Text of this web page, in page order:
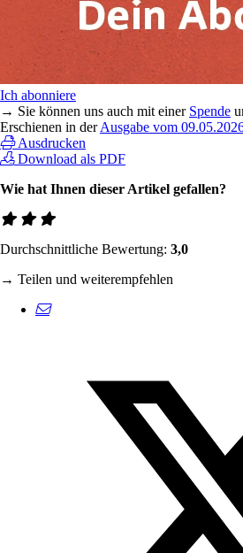
Ich abonniere
→ Sie können uns auch mit einer Spende
Erschienen in derAusgabe vom
Ausdrucken
Download als PDF
Wie hat Ihnen dieser Artikel gefallen?
Durchschnittliche Bewertung: 3,0
→ Teilen und weiterempfehlen